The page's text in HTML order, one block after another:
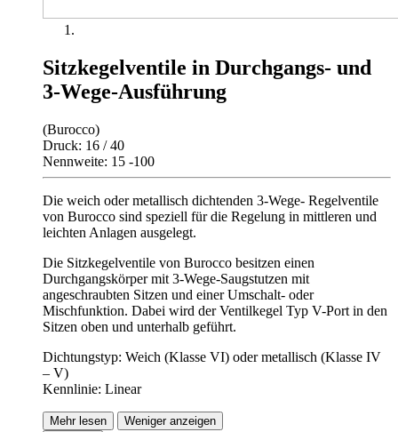
Sitzkegelventile in Durchgangs- und
3-Wege-Ausführung
(Burocco)
Druck: 16 / 40
Nennweite: 15 -100
Die weich oder metallisch dichtenden 3-Wege- Regelventile
von Burocco sind speziell für die Regelung in mittleren und
leichten Anlagen ausgelegt.
Die Sitzkegelventile von Burocco besitzen einen
Durchgangskörper mit 3-Wege-Saugstutzen mit
angeschraubten Sitzen und einer Umschalt- oder
Mischfunktion. Dabei wird der Ventilkegel Typ V-Port in den
Sitzen oben und unterhalb geführt.
Dichtungstyp: Weich (Klasse VI) oder metallisch (Klasse IV
– V)
Kennlinie: Linear
Mehr lesen
Weniger anzeigen